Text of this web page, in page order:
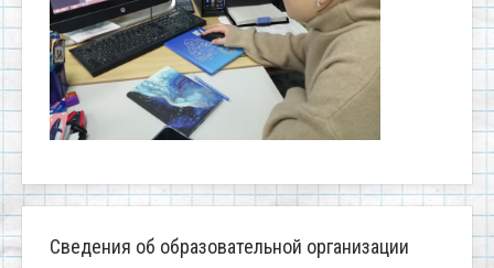
Сведения об образовательной организации